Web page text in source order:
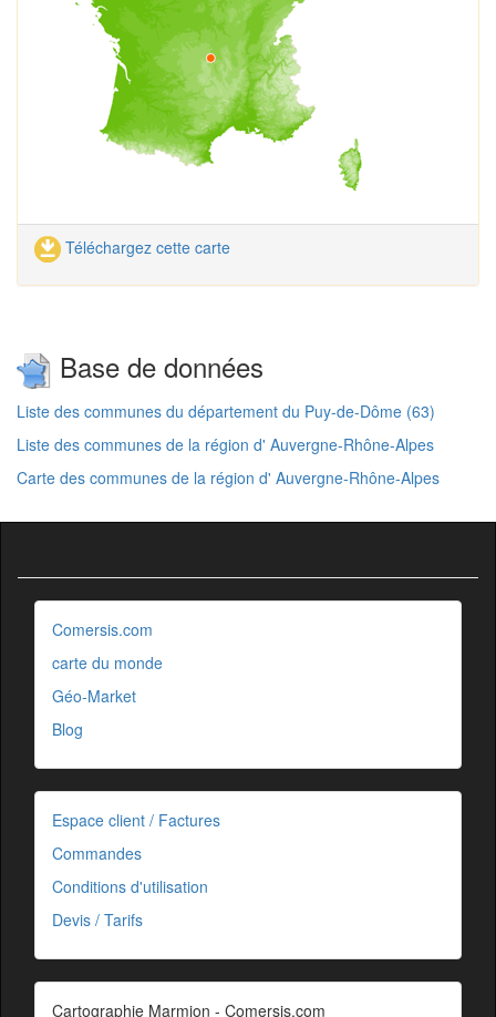
Téléchargez cette carte
Base de données
Liste des communes du département du Puy-de-Dôme (63)
Liste des communes de la région d' Auvergne-Rhône-Alpes
Carte des communes de la région d' Auvergne-Rhône-Alpes
Comersis.com
carte du monde
Géo-Market
Blog
Espace client / Factures
Commandes
Conditions d'utilisation
Devis / Tarifs
Cartographie Marmion - Comersis.com